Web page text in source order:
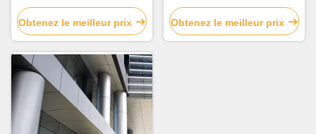
Fabriqué et personnalisé
pour la décoration murale
Obtenez le meilleur prix
conceptions personnalisées
pour la décoration de
bâtiments
Obtenez le meilleur prix